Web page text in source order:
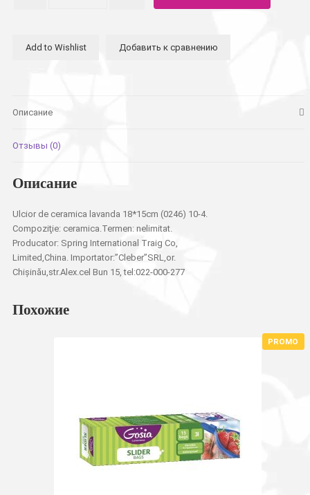
Add to Wishlist Добавить к сравнению
Описание
Отзывы (0)
Описание
Ulcior de ceramica lavanda 18*15cm (0246) 10-4.
Compoziţie: ceramica.Termen: nelimitat.
Producator: Spring International Traig Co,
Limited,China. Importator:”Cleber”SRL,or.
Chișinău,str.Alex.cel Bun 15, tel:022-000-277
Похожие
PROMO